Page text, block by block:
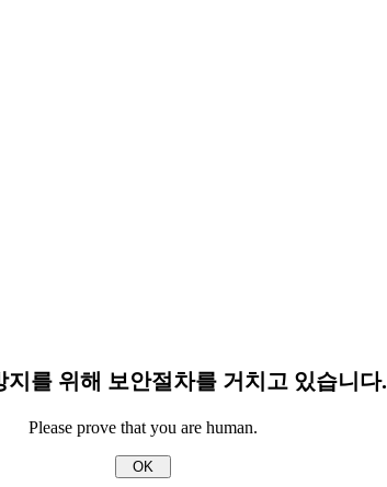
지를 위해 보안절차를 거치고 있습니다.
Please prove that you are human.